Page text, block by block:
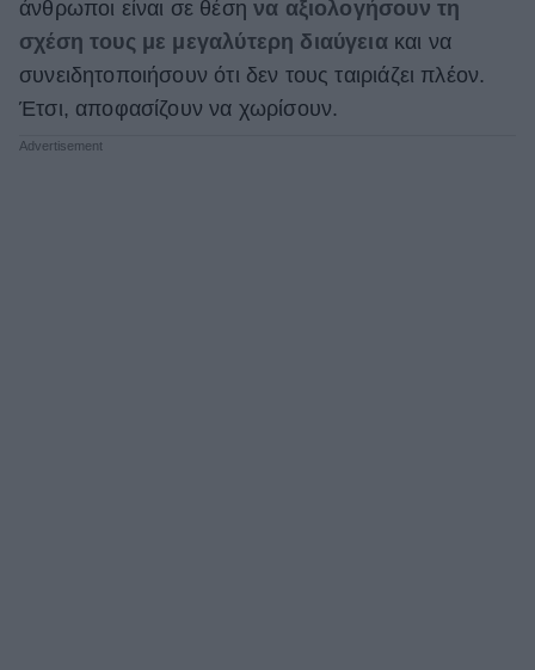
άνθρωποι είναι σε θέσηνα αξιολογήσουν τη
σχέση τους με μεγαλύτερη διαύγειακαι να
συνειδητοποιήσουν ότι δεν τους ταιριάζει πλέον.
Έτσι, αποφασίζουν να χωρίσουν.